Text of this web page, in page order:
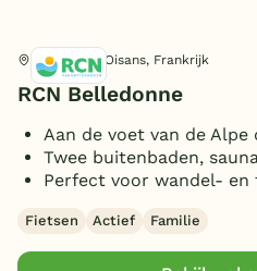
Wifi gehele park (gratis)
(2)
Vakantiekerk(1)
Type
Mindervalidenbungalows
Rookvrije bungalow(1)
Le Bourg-d'Oisans, Frankrijk
RCN Belledonne
Aan de voet van de Alpe
Twee buitenbaden,
Perfect voor wandel-
Fietsen Actief Familie